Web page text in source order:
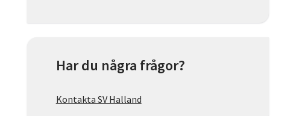
Har du några frågor?
Kontakta SV Halland